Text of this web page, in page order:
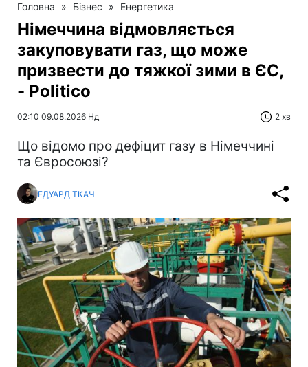
Головна » Бізнес » Енергетика
Німеччина відмовляється
закуповувати газ, що може
призвести до тяжкої зими в ЄС,
- Politico
02:10 09.08.2026 Нд 2 хв
Що відомо про дефіцит газу в Німеччині
та Євросоюзі?
ЕДУАРД ТКАЧ